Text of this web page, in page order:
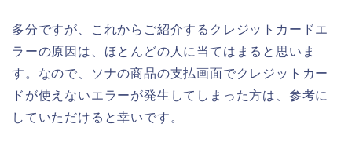
多分ですが、これからご紹介するクレジットカードエ
ラーの原因は、ほとんどの人に当てはまると思いま
す。なので、ソナの商品の支払画面でクレジットカー
ドが使えないエラーが発生してしまった方は、参考に
していただけると幸いです。